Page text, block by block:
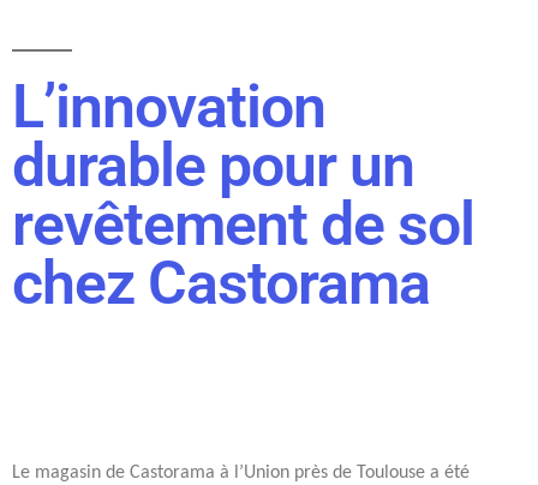
L’innovation
durable pour un
revêtement de sol
chez Castorama
Le magasin de Castorama à l’Union près de Toulouse a été